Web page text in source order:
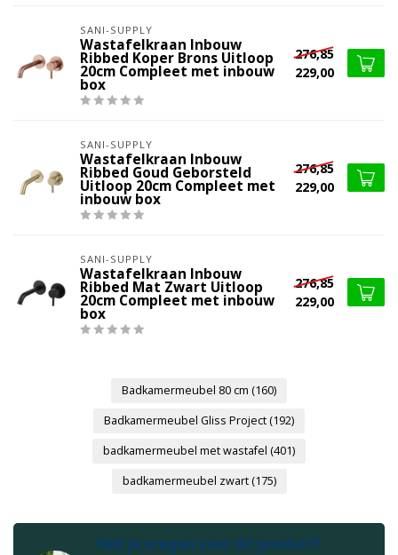
SANI-SUPPLY
Wastafelkraan Inbouw
Ribbed Koper Brons Uitloop
20cm Compleet met inbouw
box
276,85
229,00
SANI-SUPPLY
Wastafelkraan Inbouw
Ribbed Goud Geborsteld
Uitloop 20cm Compleet met
inbouw box
276,85
229,00
SANI-SUPPLY
Wastafelkraan Inbouw
Ribbed Mat Zwart Uitloop
20cm Compleet met inbouw
box
276,85
229,00
Badkamermeubel 80 cm (160)
Badkamermeubel Gliss Project(192)
badkamermeubel met wastafel (401)
badkamermeubel zwart(175)
Heb je vragen over dit product?